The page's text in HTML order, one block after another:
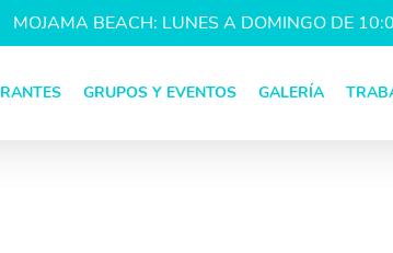
MOJAMA BEACH: LUNES A DOMINGO DE
GRUPOS Y EVENTOS GALERÍA